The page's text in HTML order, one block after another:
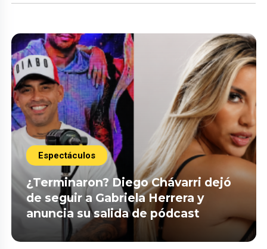
Espectáculos
¿Terminaron? Diego Chávarri dejó
de seguir a Gabriela Herrera y
anuncia su salida de pódcast